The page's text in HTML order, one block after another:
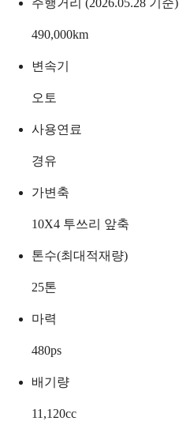
주행거리 (2026.05.28 기준)
490,000km
변속기
오토
사용연료
경유
가변축
10X4 투쓰리 앞축
톤수(최대적재량)
25톤
마력
480ps
배기량
11,120cc